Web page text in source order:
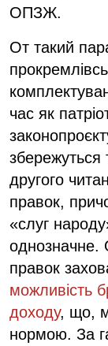
ОПЗЖ.
От такий
час як
збережуться
другого
правок,
«слуг
однозначне.
правок
можливість
доходу, що,
нормою. За